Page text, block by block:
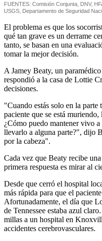
El problema es que los
qué tan grave es un derrame
tanto, se basan en una
tomar la mejor decisión.
A Jamey Beaty, un
respondió a la casa de Lottie
decisiones.
"Cuando estás solo en la parte
paciente que se está
¿Cómo puedo mantener vivo a
llevarlo a alguna parte?", dijo
por la cabeza".
Cada vez que Beaty recibe
primera respuesta es mirar al
Desde que cerró el hospital
más rápida para que el
Afortunadamente, el día que
de Tennessee estaba azul
millas a un hospital en
accidentes cerebrovasculares.